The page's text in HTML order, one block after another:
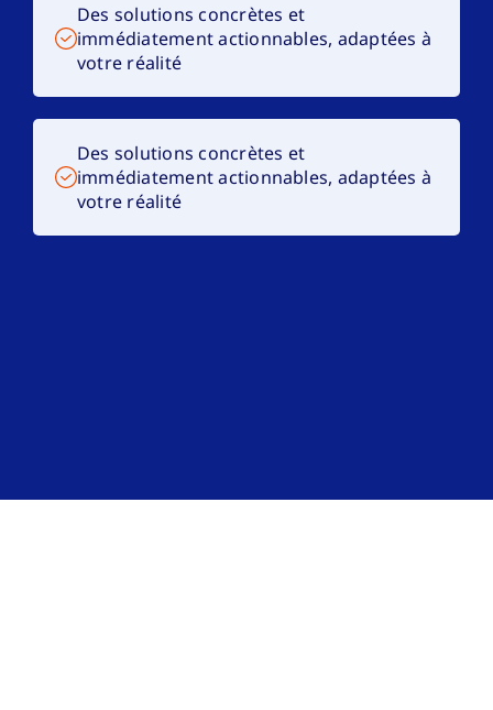
Des solutions concrètes et
immédiatement actionnables, adaptées à
votre réalité
Des solutions concrètes et
immédiatement actionnables, adaptées à
votre réalité